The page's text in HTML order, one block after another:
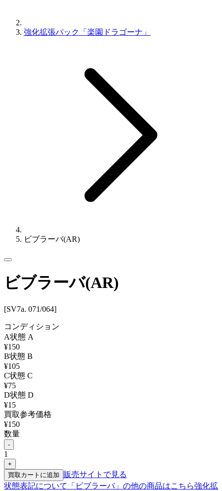
強化拡張パック「楽園ドラゴーナ」
ビブラーバ(AR)
ビブラーバ(AR)
[SV7a. 071/064]
コンディション
A状態 A
¥150
B状態 B
¥105
C状態 C
¥75
D状態 D
¥15
買取参考価格
¥150
数量
-
1
+
買取カートに追加
販売サイトで見る
状態表記について
「 ビブラーバ」の他の商品はこちら強化拡